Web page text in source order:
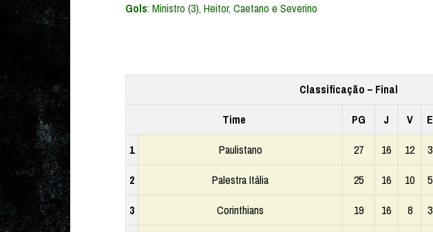
Gols: Ministro (3), Heitor, Caetano e Severino
Classificação – Final
Time
PG J V E
1
Paulistano 27 16 12 3
2
Palestra Itália 25 16 10 5
3
Corinthians 19 16 8 3